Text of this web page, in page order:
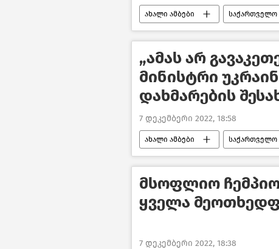
ახალი ამბები საქართველო
„ამას არ
მინისტრი
დახმარების
7 დეკემბერი 2022, 18:58
ახალი ამბები საქართველო
საქართველოს საგარეო პოლიტიკა
რუსეთ-უკრაინის კონფლიქტი
მსოფლიო
ყველა
7 დეკემბერი 2022, 18:38